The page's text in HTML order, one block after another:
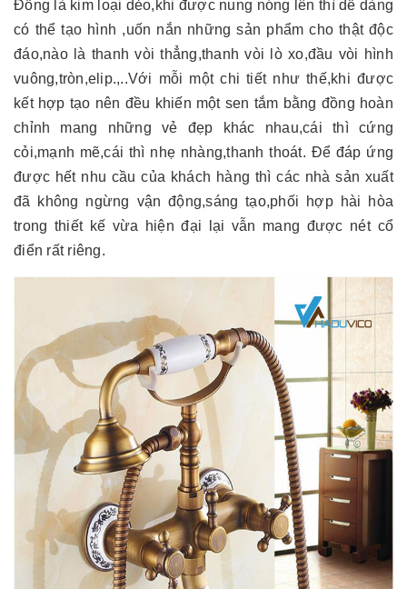
Đồng là kim loại dẻo,khi được nung nóng lên thì dễ dàng
có thể tạo hình ,uốn nắn những sản phẩm cho thật độc
đáo,nào là thanh vòi thẳng,thanh vòi lò xo,đầu vòi hình
vuông,tròn,elip.,..Với mỗi một chi tiết như thế,khi được
kết hợp tạo nên đều khiến một sen tắm bằng đồng hoàn
chỉnh mang những vẻ đẹp khác nhau,cái thì cứng
cỏi,mạnh mẽ,cái thì nhẹ nhàng,thanh thoát. Để đáp ứng
được hết nhu cầu của khách hàng thì các nhà sản xuất
đã không ngừng vận động,sáng tạo,phối hợp hài hòa
trong thiết kế vừa hiện đại lại vẫn mang được nét cổ
điển rất riêng.